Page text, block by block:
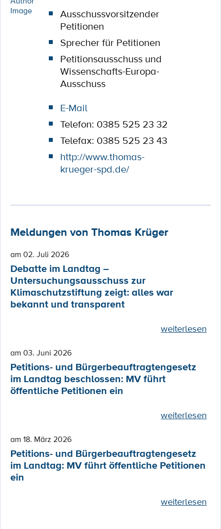
Ausschussvorsitzender
Petitionen
Sprecher für Petitionen
Petitionsausschuss und
Wissenschafts-Europa-
Ausschuss
E-Mail
Telefon: 0385 525 23 32
Telefax: 0385 525 23 43
http://www.thomas-
krueger-spd.de/
Meldungen von Thomas Krüger
am 02. Juli 2026
Debatte im Landtag –
Untersuchungsausschuss zur
Klimaschutzstiftung zeigt: alles war
bekannt und transparent
weiterlesen
am 03. Juni 2026
Petitions- und Bürgerbeauftragtengesetz
im Landtag beschlossen: MV führt
öffentliche Petitionen ein
weiterlesen
am 18. März 2026
Petitions- und Bürgerbeauftragtengesetz
im Landtag: MV führt öffentliche Petitionen
ein
weiterlesen